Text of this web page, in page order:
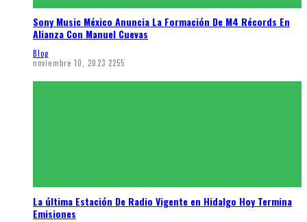
Sony Music México Anuncia La Formación De M4 Récords En
Alianza Con Manuel Cuevas
Blog
noviembre 10, 2023 2255
La última Estación De Radio Vigente en Hidalgo Hoy Termina
Emisiones